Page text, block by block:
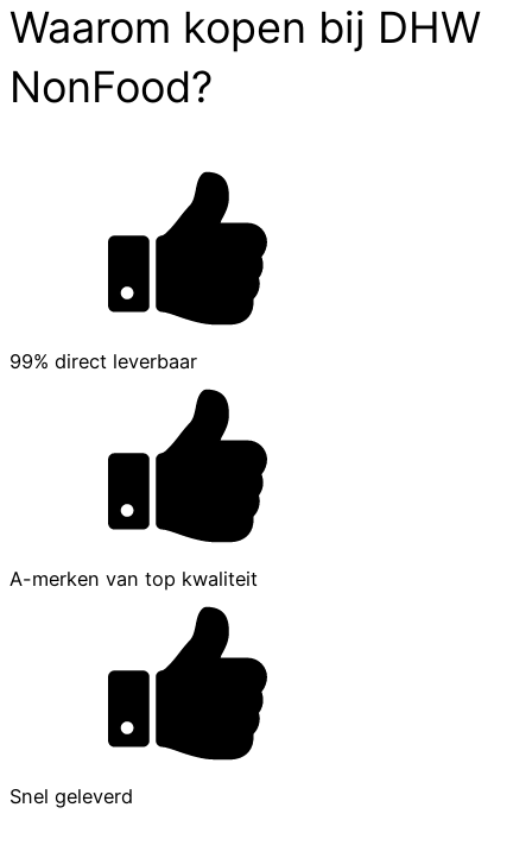
Waarom kopen bij DHW
NonFood?
99% direct leverbaar
A-merken van top kwaliteit
Snel geleverd